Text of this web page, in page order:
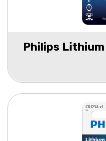
Philips